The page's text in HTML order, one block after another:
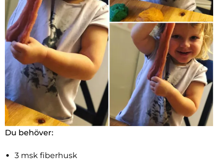
Du behöver:
3 msk fiberhusk